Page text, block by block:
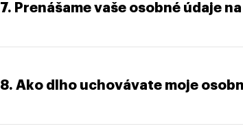
7. Prenášame vaše osobné údaje
8. Ako dlho uchovávate moje